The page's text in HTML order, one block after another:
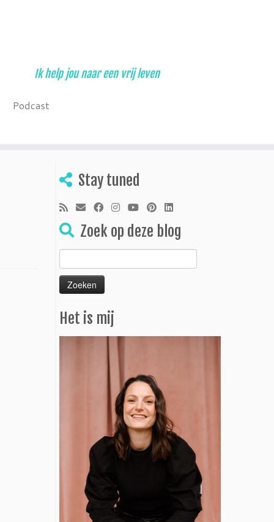
Ik help jou naar een vrij leven
Podcast
Stay tuned
Zoek op deze blog
Zoeken
naar:
Het is mij